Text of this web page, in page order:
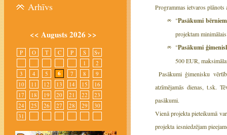
Programmas ietvaros
"Pasākumi
projektam
"Pasākumi
500 EUR,
Pasākumi ģimenisku
atzīmējamās dienas, t.sk.
pasākumi.
Vienā projekta pieteikumā
projekta iesniedzējam
Arhīvs
<< Augusts 2026 >>
P O T C P S
Sv
1
2
3
4 5 6 7 8
9
10
11 12 13 14 15
16
17
18 19 20 21 22
23
24
25 26 27 28 29
30
31